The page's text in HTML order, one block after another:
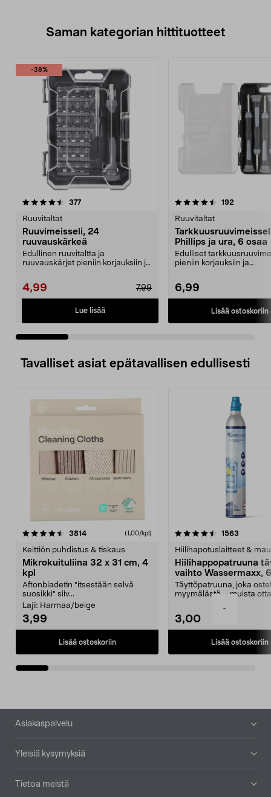
-
Saman kategorian hittituotteet
-38%
377arvostelut
Ruuvitaltat
Ruuvimeisseli, 24
ruuvauskärkeä
Edullinen ruuvitaltta ja
ruuvauskärjet pieniin korjauksiin ja
4,99 7,99
Lue lisää
4.5 viidestä
192
Ruuvitaltat
Phillips ja ura, 6 osaa
Edulliset
pieniin korjauksiin ja
6,99
Lisää ostoskoriin
4.5 viidestä
Tavalliset asiat epätavallisen edullisesti
3814arvostelut (1,00/kpl)
Keittiön puhdistus & tiskaus
Mikrokuituliina 32 x 31 cm, 4
kpl
Aftonbladetin "itsestään selvä
suosikki" siiv...
Laji: Harmaa/beige
3,99
Lisää ostoskoriin
4.5viidestä
1563
Hiilihapotuslaitteet &
Hiilihappopatruuna
vaihto Wassermaxx,
Täyttöpatruuna, joka
myymälästä – muista
3,00
Lisää ostoskoriin
4.5viidestä
Alatunniste
Asiakaspalvelu
Yleisiä kysymyksiä
Tietoa meistä